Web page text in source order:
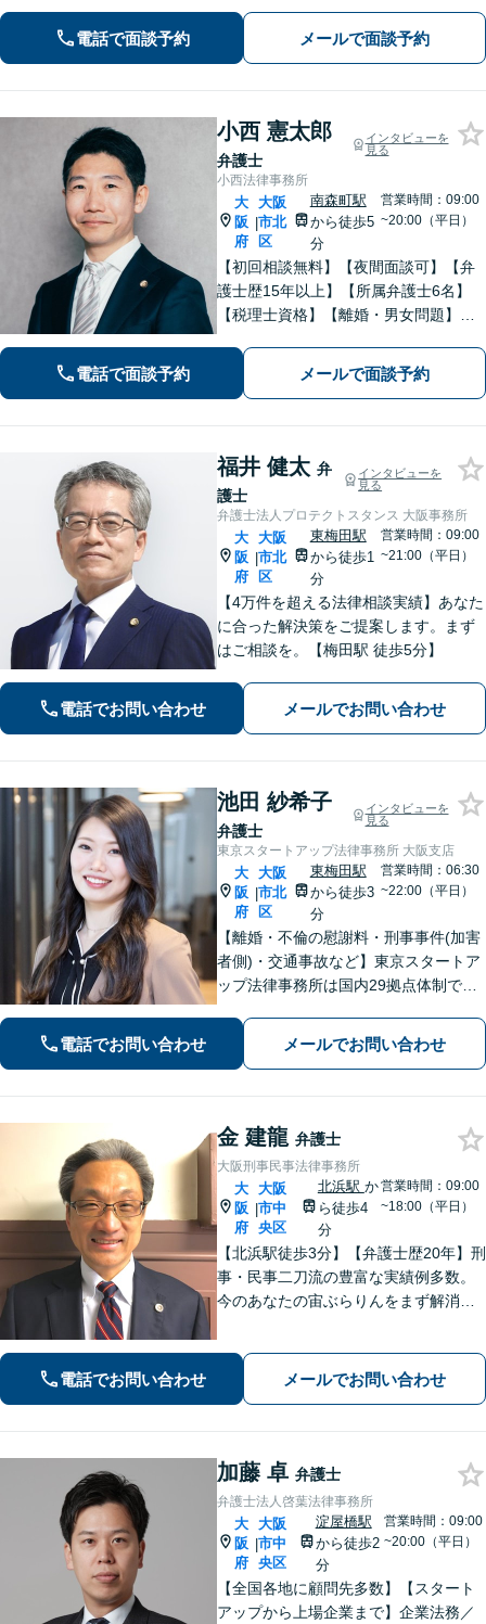
働・雇用】労働者側・企業側どちらも
対応可。【完全個室対応】
電話で面談予約 メールで面談予約
小西 憲太郎
弁護士
インタビューを
見る
小西法律事務所
大
阪
府
|
大阪
市北
区
南森町駅
から徒歩5
分
営業時間：09:00
~20:00（平日）
【初回相談無料】【夜間面談可】【弁
護士歴15年以上】【所属弁護士6名】
【税理士資格】【離婚・男女問題】財
数。【相続・遺言】遺産分割・遺言書
作成・民事信託など幅広く対応可。
電話で面談予約 メールで面談予約
福井 健太 弁
護士
インタビューを
見る
弁護士法人プロテクトスタンス 大阪事務所
大
阪
府
|
大阪
市北
区
東梅田駅
から徒歩1
分
営業時間：09:00
~21:00（平日）
【4万件を超える法律相談実績】あなた
に合った解決策をご提案します。まず
はご相談を。【梅田駅 徒歩5分】
電話でお問い合わせ メールでお問い合わせ
池田 紗希子
弁護士
インタビューを
見る
東京スタートアップ法律事務所 大阪支店
大
阪
府
|
大阪
市北
区
東梅田駅
から徒歩3
分
営業時間：06:30
~22:00（平日）
【離婚・不倫の慰謝料・刑事事件(加害
者側)・交通事故など】東京スタートア
ップ法律事務所は国内29拠点体制で全
対応(法律相談は完全予約制)】各分野で
専門性の高い弁護士が寄り添い解決を
電話でお問い合わせ メールでお問い合わせ
金 建龍 弁護士
大阪刑事民事法律事務所
大
阪
府
|
大阪
市中
央区
北浜駅 か
ら徒歩4
分
営業時間：09:00
~18:00（平日）
【北浜駅徒歩3分】【弁護士歴20年】刑
事・民事二刀流の豊富な実績例多数。
今のあなたの宙ぶらりんをまず解消！
士」であり続けます！最後まであなた
の味方です！【初回相談無料】
電話でお問い合わせ メールでお問い合わせ
加藤 卓 弁護士
弁護士法人啓葉法律事務所
大
阪
府
|
大阪
市中
央区
淀屋橋駅
から徒歩2
分
営業時間：09:00
~20:00（平日）
【全国各地に顧問先多数】【スタート
アップから上場企業まで】企業法務／